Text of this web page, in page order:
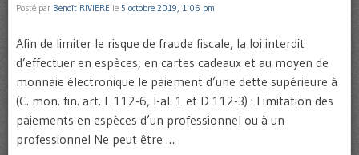
Posté par Benoît RIVIERE le 5 octobre 2019, 1:06 pm
Afin de limiter le risque de fraude fiscale, la loi interdit
d’effectuer en espèces, en cartes cadeaux et au moyen de
monnaie électronique le paiement d’une dette supérieure à
(C. mon. fin. art. L 112-6, I-al. 1 et D 112-3) : Limitation des
paiements en espèces d’un professionnel ou à un
professionnel Ne peut être …